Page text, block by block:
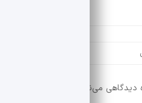
دیدگاهی می‌نویسم.